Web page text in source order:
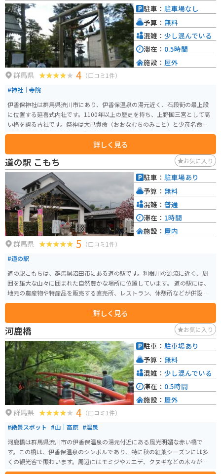
群馬県 4 （口コミ1件）
#神社｜寺院
伊香保神社は群馬県渋川市にあり、伊香保温泉の湯元近く、石段街の最上段
に位置する延喜式内社です。1100年以上の歴史を持ち、上野国三宮として高
い格を誇る古社です。祭神は大己貴命（おおなむちのみこと）と少彦名命
（すくなひこのみこと）で、温泉・医療の神様として信仰されています。特
に縁結びや子宝、商売繁盛、家内安全などのご利益があるとされています。
温泉街の雰囲気を感じながら、365段の石段を登りきった先にあるこの神社
は、観光客にとってもパワースポットとして人気です。歴史を感じながら心
身をリフレッシュすることができる場所です。
詳しく見る
駐車： 駐車場なし
予算： 無料
混雑： 少し混んでいる
滞在： 0.5時間
施設： 屋外
道の駅 こもち お気に入り
群馬県 5 （口コミ1件）
#道の駅
道の駅こもちは、群馬県沼田市にある道の駅です。利根川の源流に近く、周
囲を雄大な山々に囲まれた自然豊かな場所に位置しています。 道の駅には、
地元の農産物や特産品を販売する直売所、レストラン、休憩所などが併設さ
れています。特に人気なのは、地元産の新鮮な野菜や果物を使ったソフトク
リームやジェラートです。また、レストランでは、地元産の食材を使った料
理を楽しむことができます。 バイクで訪れる場合、道の駅には広い駐車場が
完備されているので安心です。周辺には、尾瀬国立公園や日光国立公園など、
風光明媚なツーリングスポットも数多くあります。 道の駅こもちは、自然豊
かな環境の中で、地元の美味しいものを味わったり、ゆっくりと休憩したり
するのに最適な場所です。
詳しく見る
駐車： 駐車場あり
予算： 無料
混雑： 普通
滞在： 1時間
施設： 屋内
河鹿橋 お気に入り
群馬県 4 （口コミ1件）
#絶景スポット #山｜高原 #温泉
河鹿橋は群馬県渋川市の伊香保温泉の湯元付近にある風光明媚な赤い橋で
す。この橋は、伊香保温泉のシンボルであり、特に秋の紅葉シーズンには多
くの観光客で賑わいます。周辺にはモミジやカエデ、クヌギなどの木々が自
生しており、紅葉の季節には見事な景観を楽しむことができます。特に夜に
駐車： 駐車場あり
予算： 無料
混雑： 少し混んでいる
滞在： 0.5時間
施設： 屋外